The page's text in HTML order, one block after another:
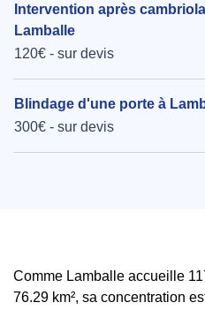
Intervention après
Lamballe
120€ - sur devis
Blindage d'une porte à
300€ - sur devis
Comme Lamballe accueille
76.29 km², sa concentration